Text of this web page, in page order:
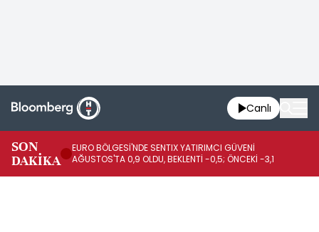
Canlı
SON
DAKİKA
EURO BÖLGESİ'NDE SENTIX YATIRIMCI GÜVENİ
AĞUSTOS'TA 0,9 OLDU, BEKLENTİ -0,5; ÖNCEKİ -3,1